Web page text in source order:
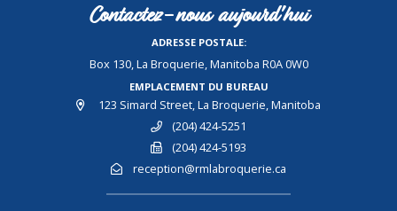
Contactez-nous aujourd'hui
ADRESSE POSTALE:
Box 130, La Broquerie, Manitoba R0A 0W0
EMPLACEMENT DU BUREAU
123 Simard Street, La Broquerie, Manitoba
(204) 424-5251
(204) 424-5193
reception@rmlabroquerie.ca